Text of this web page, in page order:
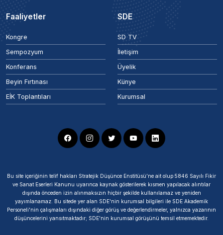
Faaliyetler
Kongre
Sempozyum
Konferans
Beyin Fırtınası
EİK Toplantıları
SDE
SD TV
İletişim
Üyelik
Künye
Kurumsal
Bu site içeriğinin telif hakları Stratejik Düşünce Enstitüsü’ne ait olup 5846 Sayılı Fikir
ve Sanat Eserleri Kanunu uyarınca kaynak gösterilerek kısmen yapılacak alıntılar
dışında önceden izin alınmaksızın hiçbir şekilde kullanılamaz ve yeniden
yayımlanamaz. Bu sitede yer alan SDE'nin kurumsal bilgileri ile SDE Akademik
Personeli'nin çalışmaları dışındaki diğer görüş ve değerlendirmeler, yalnızca yazarının
düşüncelerini yansıtmaktadır; SDE'nin kurumsal görüşünü temsil etmemektedir.